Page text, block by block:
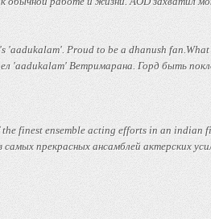
'aadukalam'. Proud to be a dhanush
'aadukalam' Ветримарана. Горд быть
finest ensemble acting efforts in an
самых прекрасных ансамблей актерских